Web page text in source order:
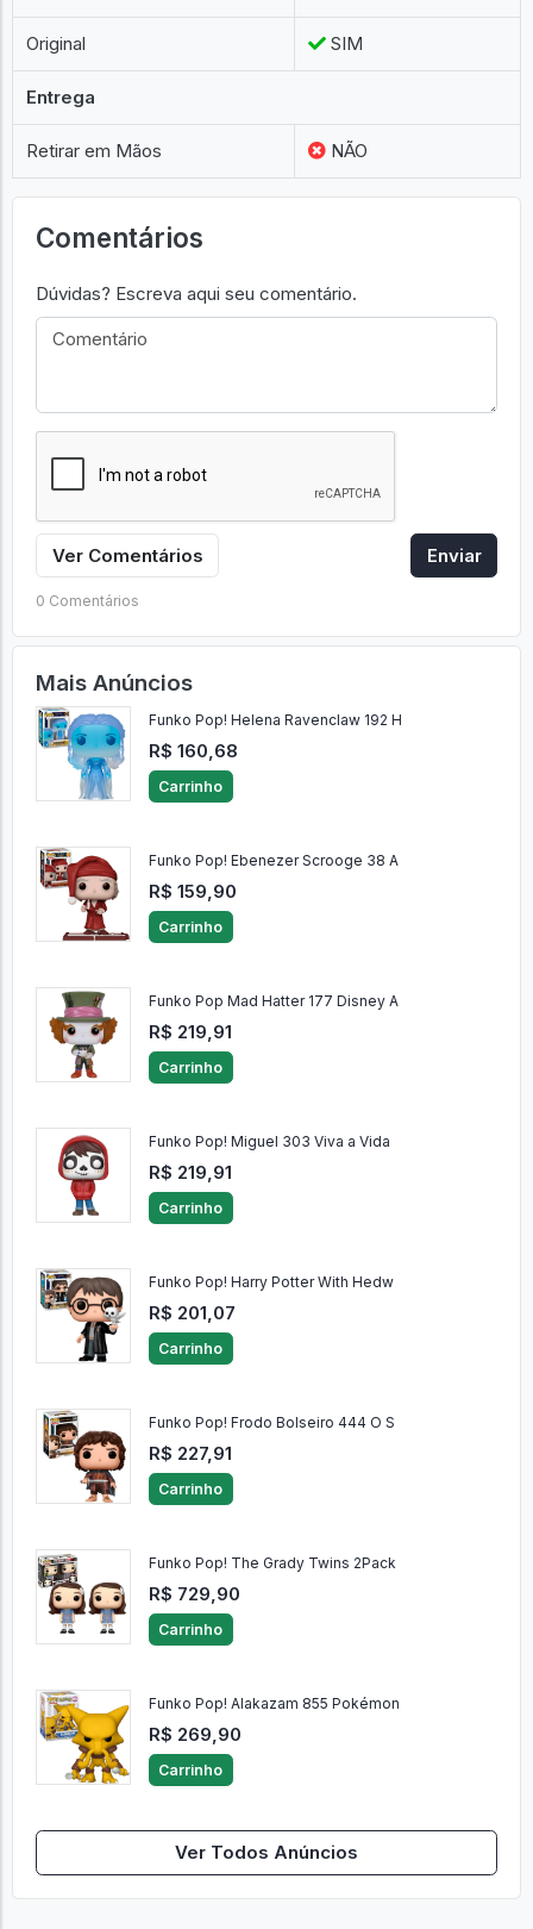
Original SIM
Entrega
Retirar em Mãos NÃO
Comentários
Dúvidas? Escreva aqui seu comentário.
Ver Comentários Enviar
0 Comentários
Mais Anúncios
Funko Pop! Helena Ravenclaw 192 H
R$ 160,68
Carrinho
Funko Pop! Ebenezer Scrooge 38 A
R$ 159,90
Carrinho
Funko Pop Mad Hatter 177 Disney A
R$ 219,91
Carrinho
Funko Pop! Miguel 303 Viva a Vida
R$ 219,91
Carrinho
Funko Pop! Harry Potter With Hedw
R$ 201,07
Carrinho
Funko Pop! Frodo Bolseiro 444 O S
R$ 227,91
Carrinho
Funko Pop! The Grady Twins 2Pack
R$ 729,90
Carrinho
Funko Pop! Alakazam 855 Pokémon
R$ 269,90
Carrinho
Ver Todos Anúncios